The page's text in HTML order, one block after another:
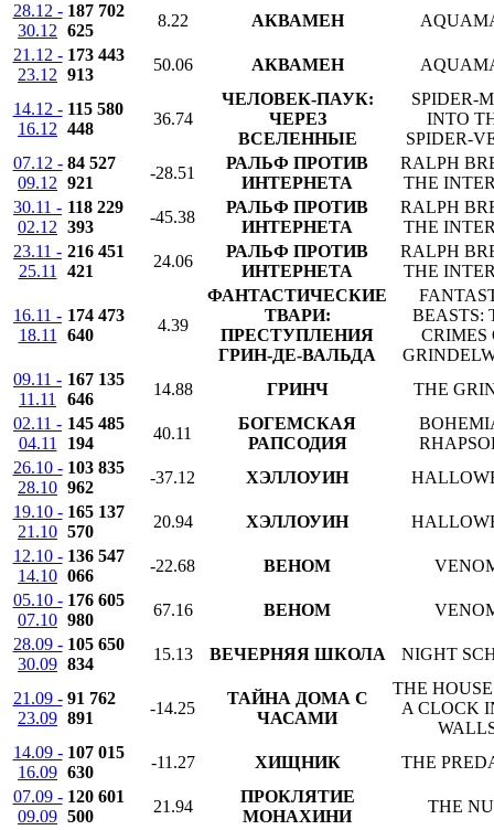
28.12 -
30.12
187 702
625
8.22 АКВАМЕН
21.12 -
23.12
173 443
913
50.06 АКВАМЕН
14.12 -
16.12
115 580
448
36.74
ЧЕЛОВЕК-ПАУК:
ЧЕРЕЗ
ВСЕЛЕННЫЕ
SPIDER-
INTO
SPIDER-
07.12 -
09.12
84 527
921
-28.51
РАЛЬФ ПРОТИВ
ИНТЕРНЕТА
RALPH
THE
30.11 -
02.12
118 229
393
-45.38
РАЛЬФ ПРОТИВ
ИНТЕРНЕТА
RALPH
THE
23.11 -
25.11
216 451
421
24.06
РАЛЬФ ПРОТИВ
ИНТЕРНЕТА
RALPH
THE
16.11 -
18.11
174 473
640
4.39
ФАНТАСТИЧЕСКИЕ
ТВАРИ:
ПРЕСТУПЛЕНИЯ
ГРИН-ДЕ-ВАЛЬДА
BEASTS:
CRIMES
09.11 -
11.11
167 135
646
14.88 ГРИНЧ
THE
02.11 -
04.11
145 485
194
40.11
БОГЕМСКАЯ
РАПСОДИЯ
26.10 -
28.10
103 835
962
-37.12 ХЭЛЛОУИН
19.10 -
21.10
165 137
570
20.94 ХЭЛЛОУИН
12.10 -
14.10
136 547
066
-22.68 ВЕНОМ
05.10 -
07.10
176 605
980
67.16 ВЕНОМ
28.09 -
30.09
105 650
834
15.13 ВЕЧЕРНЯЯ ШКОЛА NIGHT
21.09 -
23.09
91 762
891
-14.25
ТАЙНА ДОМА С
ЧАСАМИ
THE
A CLOCK
14.09 -
16.09
107 015
630
-11.27 ХИЩНИК
THE
07.09 -
09.09
120 601
500
21.94
ПРОКЛЯТИЕ
МОНАХИНИ
THE